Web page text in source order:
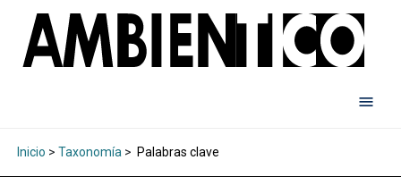
Inicio > Taxonomía > Palabras clave